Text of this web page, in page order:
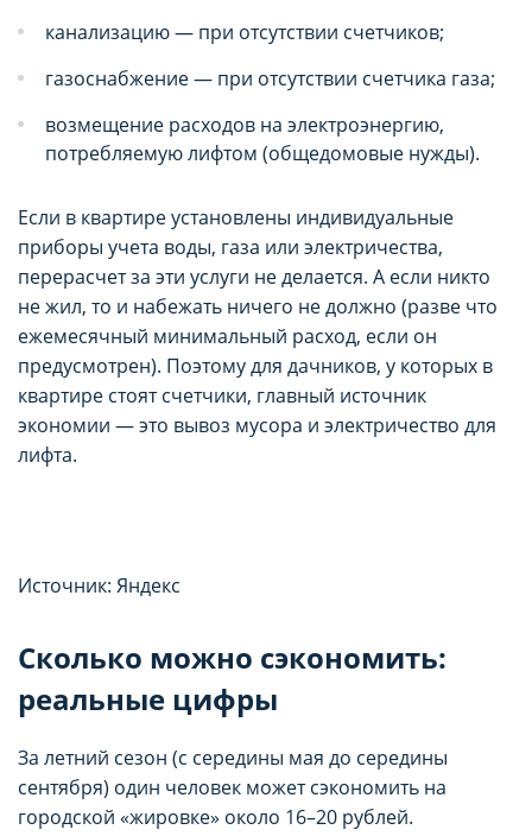
канализацию — при отсутствии счетчиков;
газоснабжение — при отсутствии счетчика газа;
возмещение расходов на электроэнергию,
потребляемую лифтом (общедомовые нужды).
Если в квартире установлены индивидуальные
приборы учета воды, газа или электричества,
перерасчет за эти услуги не делается. А если никто
не жил, то и набежать ничего не должно (разве что
ежемесячный минимальный расход, если он
предусмотрен). Поэтому для дачников, у которых в
квартире стоят счетчики, главный источник
экономии — это вывоз мусора и электричество для
лифта.
Источник: Яндекс
Сколько можно сэкономить:
реальные цифры
За летний сезон (с середины мая до середины
сентября) один человек может сэкономить на
городской «жировке» около 16–20 рублей.